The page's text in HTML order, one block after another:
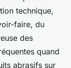
technique,
faire, du
des
quand
abrasifs sur